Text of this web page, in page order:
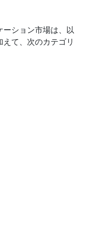
ーション市場は、以
て、次のカテゴリ